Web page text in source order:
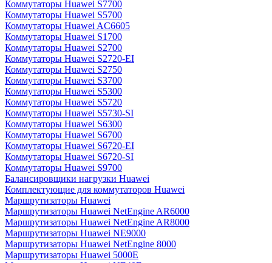
Коммутаторы Huawei S7700
Коммутаторы Huawei S5700
Коммутаторы Huawei AC6605
Коммутаторы Huawei S1700
Коммутаторы Huawei S2700
Коммутаторы Huawei S2720-EI
Коммутаторы Huawei S2750
Коммутаторы Huawei S3700
Коммутаторы Huawei S5300
Коммутаторы Huawei S5720
Коммутаторы Huawei S5730-SI
Коммутаторы Huawei S6300
Коммутаторы Huawei S6700
Коммутаторы Huawei S6720-EI
Коммутаторы Huawei S6720-SI
Коммутаторы Huawei S9700
Балансировщики нагрузки Huawei
Комплектующие для коммутаторов Huawei
Маршрутизаторы Huawei
Маршрутизаторы Huawei NetEngine AR6000
Маршрутизаторы Huawei NetEngine AR8000
Маршрутизаторы Huawei NE9000
Маршрутизаторы Huawei NetEngine 8000
Маршрутизаторы Huawei 5000E